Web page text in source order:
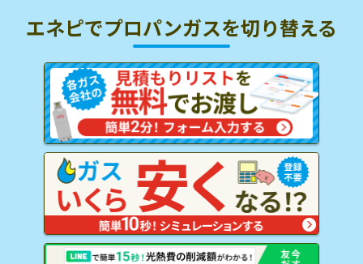
エネピでプロパンガスを切り替える